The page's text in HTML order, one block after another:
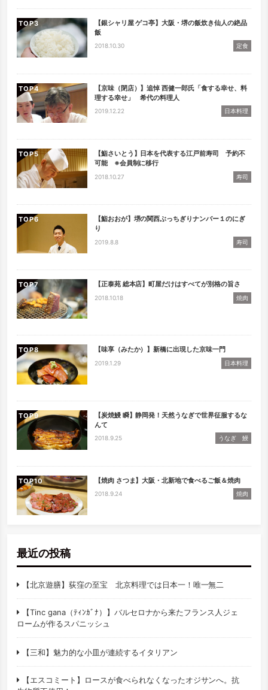
TOP
【銀シャリ屋 ゲコ亭】大阪・堺の飯炊き仙人の絶品
飯
2018.10.30 定食
TOP
【京味（閉店）】追悼 西健一郎氏「食する幸せ、料
理する幸せ」 希代の料理人
2019.12.22 日本料理
TOP
【鮨さいとう】日本を代表する江戸前寿司 予約不
可能 ※会員制に移行
2018.10.27 寿司
TOP
【鮨おおが】堺の関西ぶっちぎりナンバー１のにぎ
り
2019.8.8 寿司
TOP 【正泰苑 総本店】町屋だけはすべてが別格の旨さ
2018.10.18 焼肉
TOP 【味享（みたか）】新橋に出現した京味一門
2019.1.29 日本料理
TOP
【炭焼鰻 瞬】静岡発！天然うなぎで世界征服するな
んて
2018.9.25 うなぎ 鰻
TOP 【焼肉 さつま】大阪・北新地で食べるご飯＆焼肉
2018.9.24 焼肉
最近の投稿
【北京遊膳】荻窪の至宝 北京料理では日本一！唯一無二
【Tinc gana（ﾃｨﾝｶﾞﾅ）】バルセロナから来たフランス人ジェ
ロームが作るスパニッシュ
【三和】魅力的な小皿が連続するイタリアン
【エスコミート】ロースが食べられなくなったオジサンへ。抗